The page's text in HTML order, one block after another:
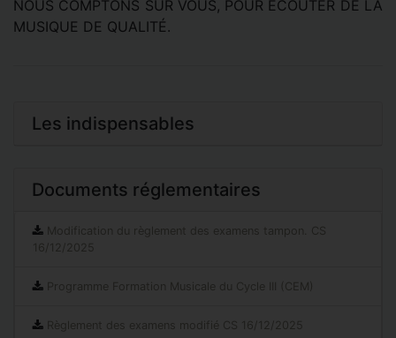
NOUS COMPTONS SUR VOUS, POUR ÉCOUTER DE LA
MUSIQUE DE QUALITÉ.
Les indispensables
Documents réglementaires
Modification du règlement des examens tampon. CS
16/12/2025
Programme Formation Musicale du Cycle III (CEM)
Règlement des examens modifié CS 16/12/2025